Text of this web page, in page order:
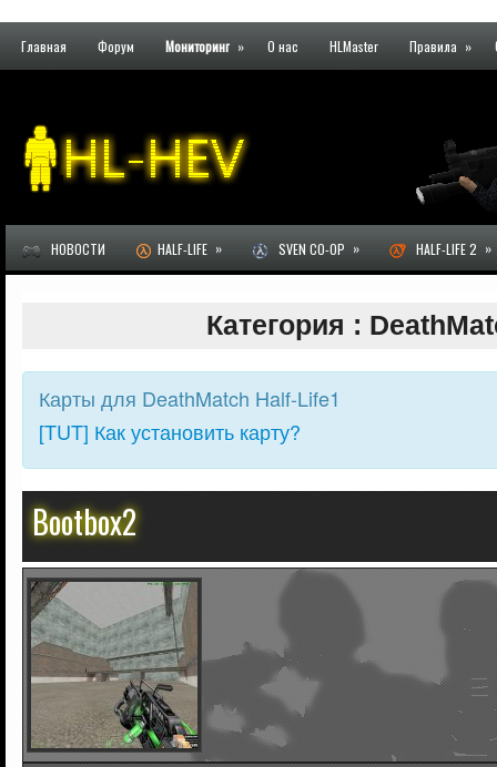
Главная Форум Мониторинг » О нас HLMaster Правила »
НОВОСТИ HALF-LIFE » SVEN CO-OP » HALF-LIFE 2 »
Категория :
Карты для DeathMatch Half-Life1
[TUT] Как установить карту?
Bootbox2